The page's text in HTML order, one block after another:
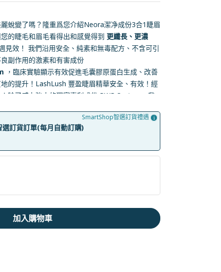
蛻變了嗎？隆重爲您介紹Neora潔净成份3合1睫眉
的睫毛和眉毛看得出和感覺得到 更纖長、更濃
見效！ 我們沿用安全、純素和無毒配方、不含可引
副作用的激素和有害成份
，臨床實驗顯示有效促進毛囊膠原蛋白生成、改善
的提升！LashLush 豐盈睫眉精華安全、有效！經
除了威力強大的獨家專利成份 PWR System，我
預防現有毛髮折斷或掉落。終於上市！溫和配方、
毛)!
訂貨訂單(每月自動訂購)
SmartShop智選訂貨禮遇
加入購物車